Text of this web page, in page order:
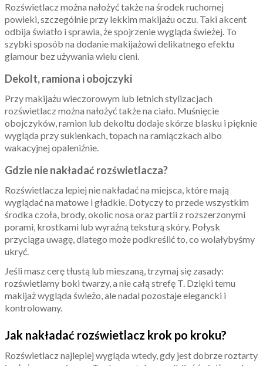
Rozświetlacz można nałożyć także na środek ruchomej
powieki, szczególnie przy lekkim makijażu oczu. Taki akcent
odbija światło i sprawia, że spojrzenie wygląda świeżej. To
szybki sposób na dodanie makijażowi delikatnego efektu
glamour bez używania wielu cieni.
Dekolt, ramiona i obojczyki
Przy makijażu wieczorowym lub letnich stylizacjach
rozświetlacz można nałożyć także na ciało. Muśnięcie
obojczyków, ramion lub dekoltu dodaje skórze blasku i pięknie
wygląda przy sukienkach, topach na ramiączkach albo
wakacyjnej opaleniźnie.
Gdzie nie nakładać rozświetlacza?
Rozświetlacza lepiej nie nakładać na miejsca, które mają
wyglądać na matowe i gładkie. Dotyczy to przede wszystkim
środka czoła, brody, okolic nosa oraz partii z rozszerzonymi
porami, krostkami lub wyraźną teksturą skóry. Połysk
przyciąga uwagę, dlatego może podkreślić to, co wolałybyśmy
ukryć.
Jeśli masz cerę tłustą lub mieszaną, trzymaj się zasady:
rozświetlamy boki twarzy, a nie całą strefę T. Dzięki temu
makijaż wygląda świeżo, ale nadal pozostaje elegancki i
kontrolowany.
Jak nakładać rozświetlacz krok po kroku?
Rozświetlacz najlepiej wygląda wtedy, gdy jest dobrze roztarty